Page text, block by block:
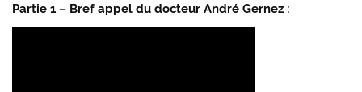
Partie 1 – Bref appel du docteur André Gernez :